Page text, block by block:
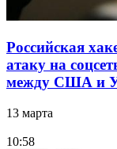
Российская
атаку на
между США и
13 марта
10:58